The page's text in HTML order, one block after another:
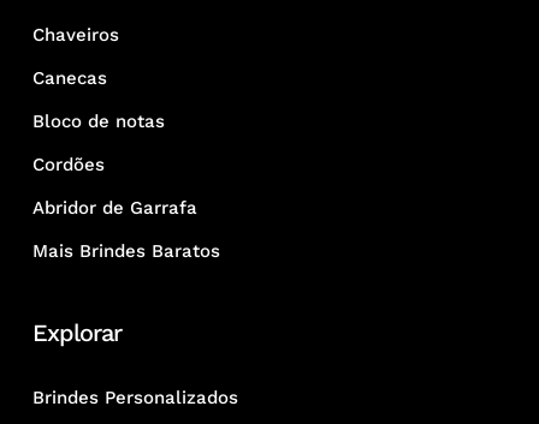
Chaveiros
Canecas
Bloco de notas
Cordões
Abridor de Garrafa
Mais Brindes Baratos
Explorar
Brindes Personalizados